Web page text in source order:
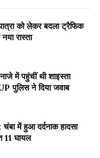
को लेकर बदला ट्रैफिक
रास्ता
में पहुंचीं थी शाइस्ता
पुलिस ने दिया जवाब
में हुआ दर्दनाक हादसा
11 घायल